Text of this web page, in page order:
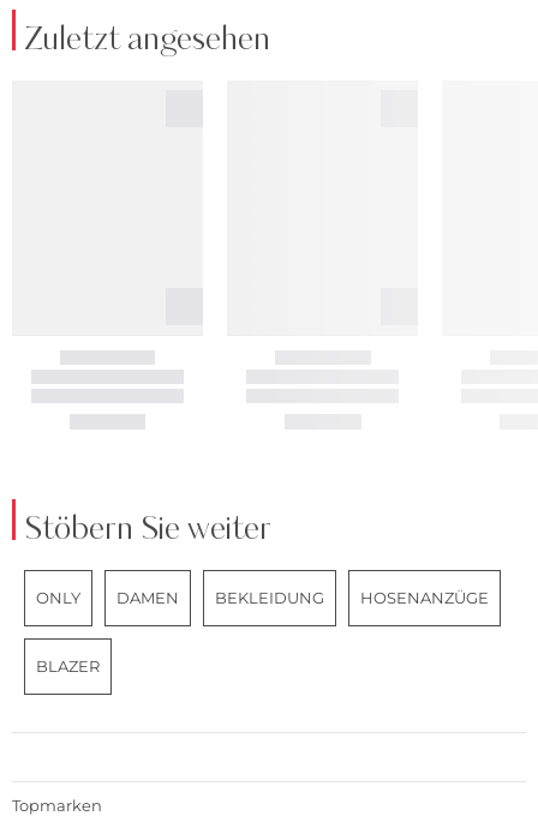
Zuletzt angesehen
Stöbern Sie weiter
ONLY DAMEN BEKLEIDUNG HOSENANZÜGE
BLAZER
Topmarken